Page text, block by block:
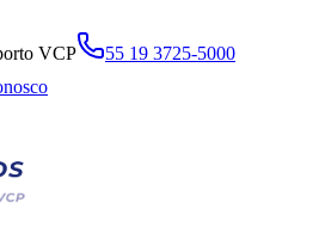
VCP
55 19 3725-5000